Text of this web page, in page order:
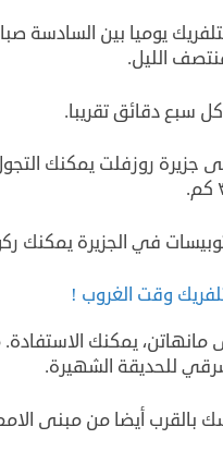
يوميا بين السادسة
الليل.
سبع دقائق تقريبا.
جزيرة روزفلت يمكنك
في الجزيرة يمكنك
وقت الغروب !
مانهاتن، يمكنك
للحديقة الشهيرة.
بالقرب أيضا من مبنى